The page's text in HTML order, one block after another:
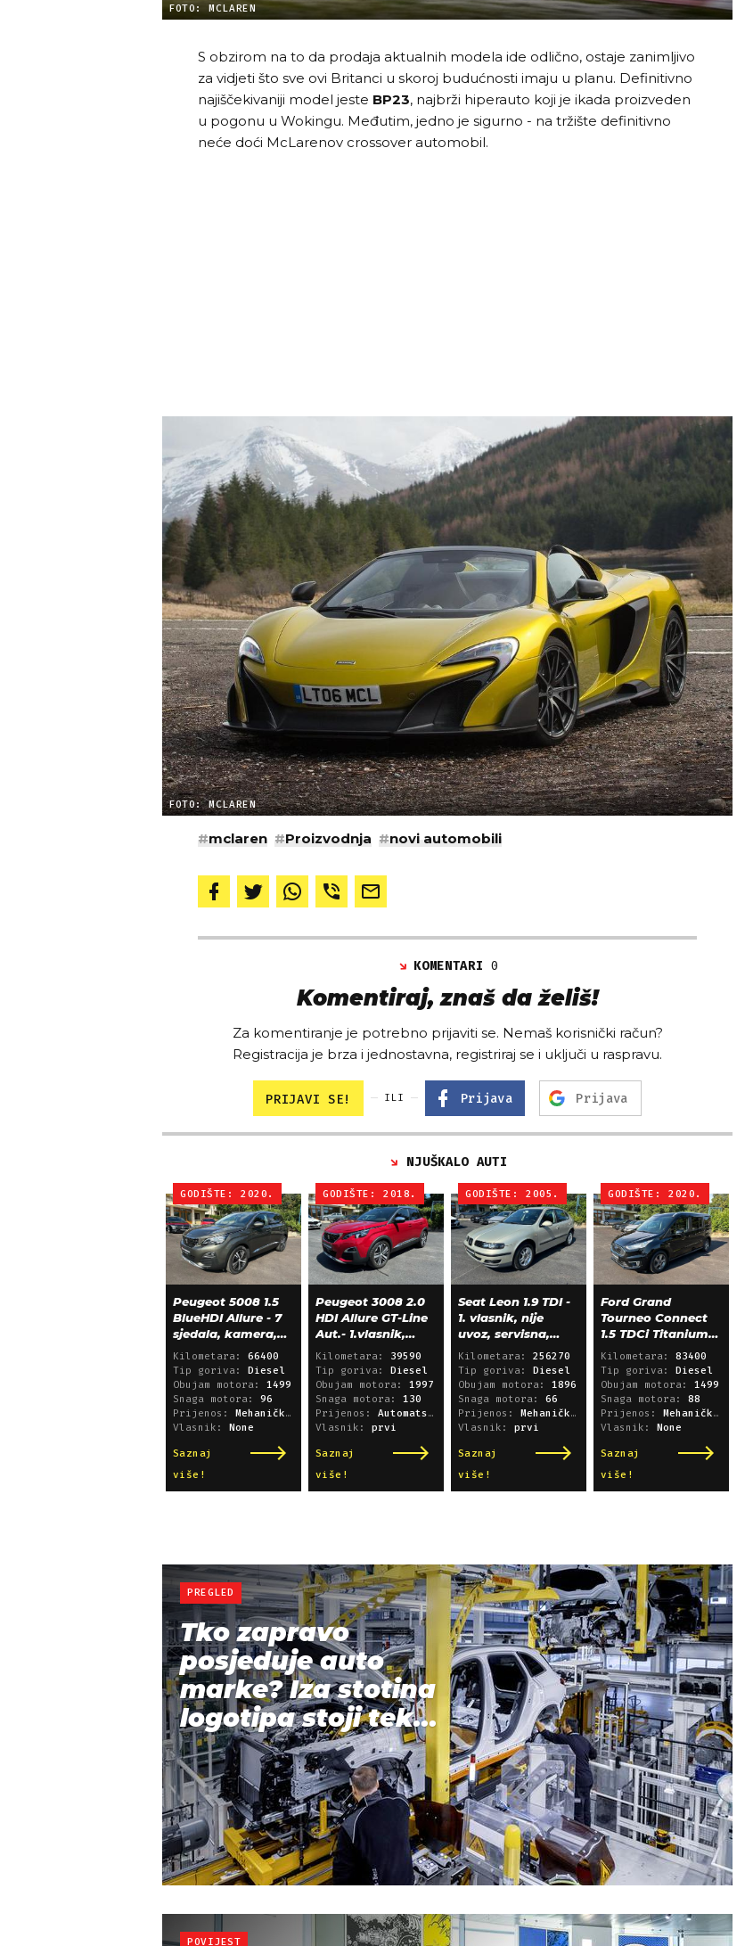
FOTO: MCLAREN
S obzirom na to da prodaja aktualnih modela ide odlično, ostaje zanimljivo
za vidjeti što sve ovi Britanci u skoroj budućnosti imaju u planu. Definitivno
najiščekivaniji model jeste BP23, najbrži hiperauto koji je ikada proizveden
u pogonu u Wokingu. Međutim, jedno je sigurno - na tržište definitivno
neće doći McLarenov crossover automobil.
FOTO: MCLAREN
#mclaren #Proizvodnja #novi automobili
KOMENTARI0
Komentiraj, znaš da želiš!
Za komentiranje je potrebno prijaviti se. Nemaš korisnički račun?
Registracija je brza i jednostavna, registriraj se i uključi u raspravu.
PRIJAVI SE! ILI Prijava Prijava
NJUŠKALO AUTI
GODIŠTE: 2020.
Peugeot 5008 1.5
BlueHDI Allure - 7
sjedala, kamera,
alu 18, 66.000 km
Kilometara: 66400
Tip goriva: Diesel
Obujam motora: 1499
Snaga motora: 96
Prijenos: Mehanički mjenjač
Vlasnik: None
Saznaj
više!
GODIŠTE: 2020.
Ford Grand
Tourneo Connect
1.5 TDCi Titanium
L2 - panorama,
navigacija
Kilometara: 83400
Tip goriva: Diesel
Obujam motora: 1499
Snaga motora: 88
Prijenos: Mehanički mjenjač
Vlasnik: None
Saznaj
više!
GODIŠTE: 2018.
Peugeot 3008 2.0
HDI Allure GT-Line
Aut.- 1.vlasnik,
39.600 km!
Kilometara: 39590
Tip goriva: Diesel
Obujam motora: 1997
Snaga motora: 130
Prijenos: Automatski sekvencijski
Vlasnik: prvi
Saznaj
više!
GODIŠTE: 2005.
Seat Leon 1.9 TDI -
1. vlasnik, nije
uvoz, servisna,
klima, alu 15"
Kilometara: 256270
Tip goriva: Diesel
Obujam motora: 1896
Snaga motora: 66
Prijenos: Mehanički mjenjač
Vlasnik: prvi
Saznaj
više!
PREGLED
Tko zapravo
posjeduje auto
marke? Iza stotina
logotipa stoji tek...
POVIJEST